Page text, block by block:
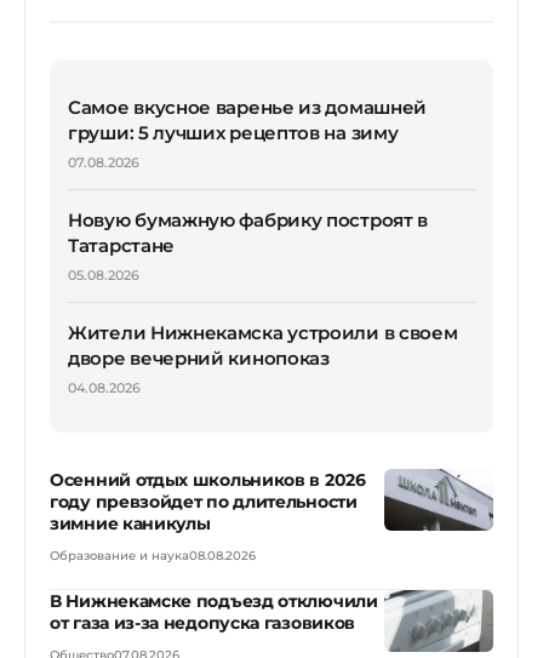
Самое вкусное варенье из домашней
груши: 5 лучших рецептов на зиму
07.08.2026
Новую бумажную фабрику построят в
Татарстане
05.08.2026
Жители Нижнекамска устроили в своем
дворе вечерний кинопоказ
04.08.2026
Осенний отдых школьников в 2026
году превзойдет по длительности
зимние каникулы
Образование и наука08.08.2026
В Нижнекамске подъезд отключили
от газа из-за недопуска газовиков